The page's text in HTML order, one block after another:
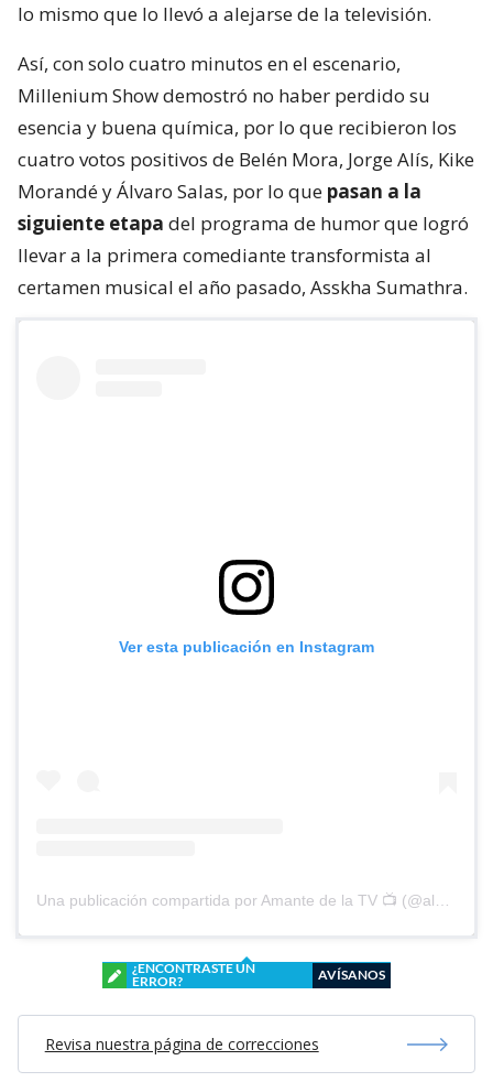
lo mismo que lo llevó a alejarse de la televisión.
Así, con solo cuatro minutos en el escenario,
Millenium Show demostró no haber perdido su
esencia y buena química, por lo que recibieron los
cuatro votos positivos de Belén Mora, Jorge Alís, Kike
Morandé y Álvaro Salas, por lo que pasan a la
siguiente etapa del programa de humor que logró
llevar a la primera comediante transformista al
certamen musical el año pasado, Asskha Sumathra.
Ver esta publicación en Instagram
Una publicación compartida por Amante de la TV 📺 (@alguien_te_observa)
¿ENCONTRASTE UN
ERROR?
AVÍSANOS
Revisa nuestra página de correcciones